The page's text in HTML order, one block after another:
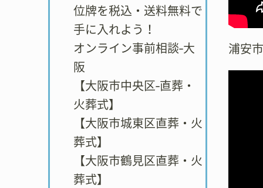
位牌を税込・送料無料で
手に入れよう！
オンライン事前相談‐大
阪
【大阪市中央区‐直葬・
火葬式】
【大阪市城東区直葬・火
葬式】
【大阪市鶴見区直葬・火
葬式】
浦安